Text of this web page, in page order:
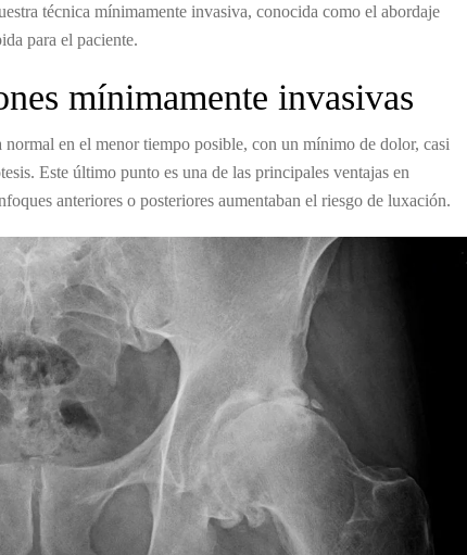
técnica mínimamente invasiva, conocida como el abordaje
para el paciente.
mínimamente invasivas
en el menor tiempo posible, con un mínimo de dolor, casi
Este último punto es una de las principales ventajas en
anteriores o posteriores aumentaban el riesgo de luxación.